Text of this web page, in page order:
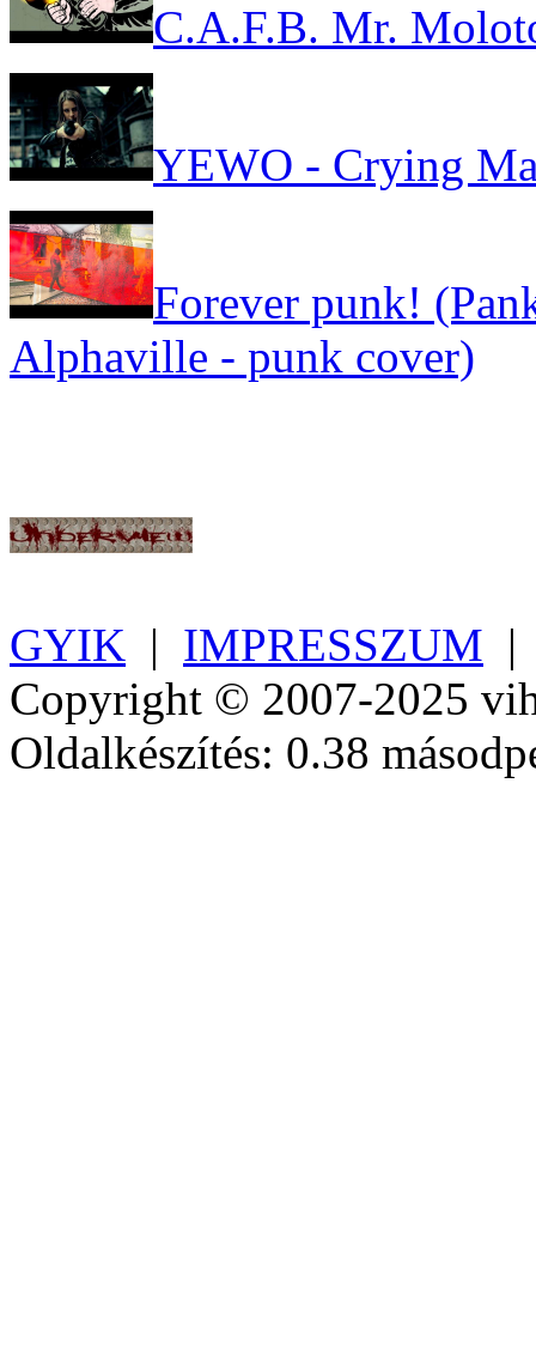
C.A.F.B. Mr.
YEWO - Crying
Forever punk!
Alphaville - punk cover)
GYIK | IMPRESSZUM
Copyright © 2007-2025
Oldalkészítés: 0.38